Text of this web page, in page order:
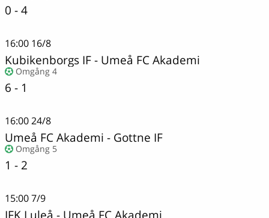
0 - 4
16:00 16/8
Kubikenborgs IF- Umeå FC Akademi
Omgång 4
6 - 1
16:0024/8
Umeå FC Akademi - Gottne IF
Omgång 5
1 - 2
15:007/9
IFK Luleå - Umeå FC Akademi